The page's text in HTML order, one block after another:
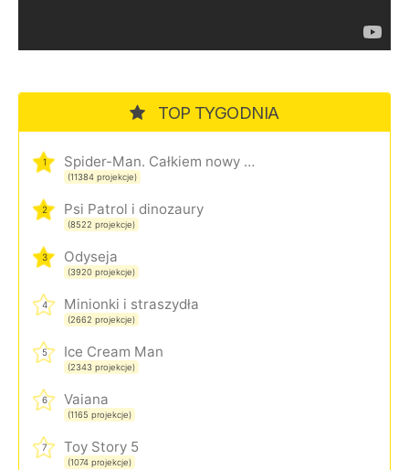
TOP TYGODNIA
1 Spider-Man. Całkiem nowy dzień
(11384 projekcje)
2 Psi Patrol i dinozaury
(8522 projekcje)
3 Odyseja
(3920 projekcje)
4 Minionki i straszydła
(2662 projekcje)
5 Ice Cream Man
(2343 projekcje)
6 Vaiana
(1165 projekcje)
7 Toy Story 5
(1074 projekcje)